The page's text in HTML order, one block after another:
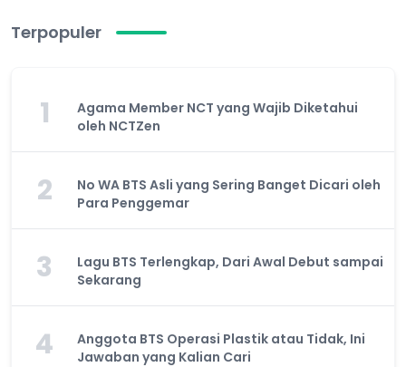
Terpopuler
1
Agama Member NCT yang Wajib Diketahui
oleh NCTZen
2
No WA BTS Asli yang Sering Banget Dicari oleh
Para Penggemar
3
Lagu BTS Terlengkap, Dari Awal Debut sampai
Sekarang
4
Anggota BTS Operasi Plastik atau Tidak, Ini
Jawaban yang Kalian Cari